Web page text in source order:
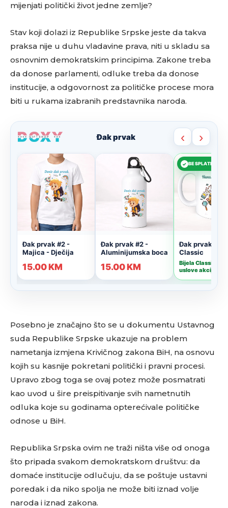
mijenjati politički život jedne zemlje?
Stav koji dolazi iz Republike Srpske jeste da takva
praksa nije u duhu vladavine prava, niti u skladu sa
osnovnim demokratskim principima. Zakone treba
da donose parlamenti, odluke treba da donose
institucije, a odgovornost za političke procese mora
biti u rukama izabranih predstavnika naroda.
Posebno je značajno što se u dokumentu Ustavnog
suda Republike Srpske ukazuje na problem
nametanja izmjena Krivičnog zakona BiH, na osnovu
kojih su kasnije pokretani politički i pravni procesi.
Upravo zbog toga se ovaj potez može posmatrati
kao uvod u šire preispitivanje svih nametnutih
odluka koje su godinama opterećivale političke
odnose u BiH.
Republika Srpska ovim ne traži ništa više od onoga
što pripada svakom demokratskom društvu: da
domaće institucije odlučuju, da se poštuje ustavni
poredak i da niko spolja ne može biti iznad volje
naroda i iznad zakona.